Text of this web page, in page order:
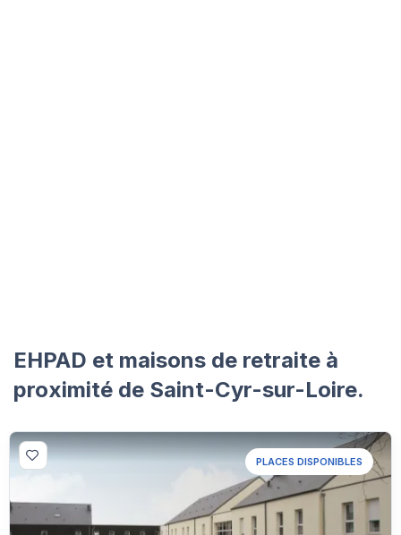
EHPAD et maisons de retraite à
proximité de Saint-Cyr-sur-Loire.
PLACES DISPONIBLES